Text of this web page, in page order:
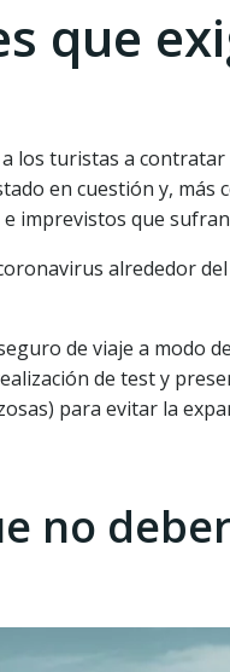
que
los turistas a
en cuestión y, más
imprevistos que
alrededor
de viaje a modo
de test y
para evitar la
no